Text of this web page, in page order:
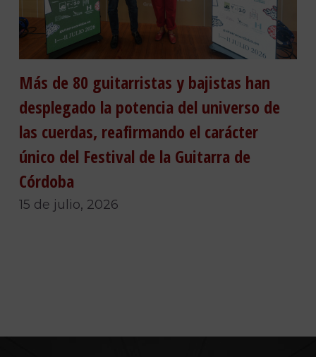
Más de 80 guitarristas y bajistas han
desplegado la potencia del universo de
las cuerdas, reafirmando el carácter
único del Festival de la Guitarra de
Córdoba
15 de julio, 2026